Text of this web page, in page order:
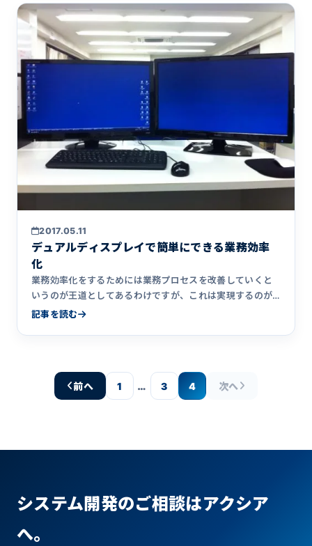
2017.05.11
デュアルディスプレイで簡単にできる業務効率
化
業務効率化をするためには業務プロセスを改善していくと
いうのが王道としてあるわけですが、これは実現するのが
中々難しかったり&hellip;
記事を読む
前へ 1 … 3 4 次へ
システム開発のご相談はアクシア
へ。